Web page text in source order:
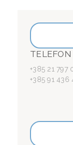
TELEFON
+385 21 797
+385 91 436